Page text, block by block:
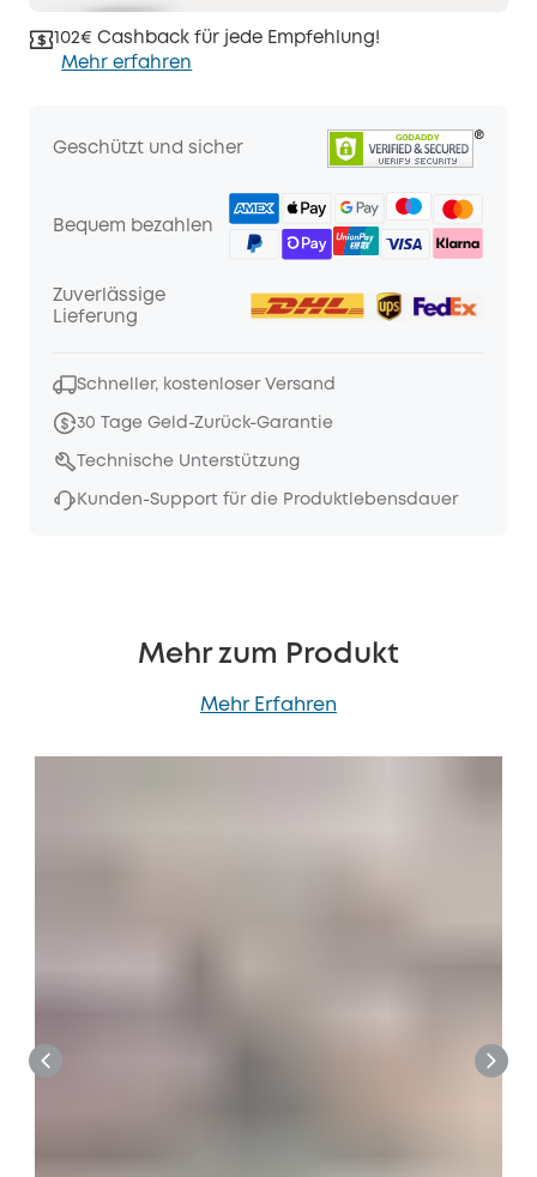
102€ Cashback für jede Empfehlung!
Mehr erfahren
Geschützt und sicher
Bequem bezahlen
Zuverlässige
Lieferung
Schneller, kostenloser Versand
30 Tage Geld-Zurück-Garantie
Technische Unterstützung
Kunden-Support für die Produktlebensdauer
Mehr zum Produkt
Mehr Erfahren